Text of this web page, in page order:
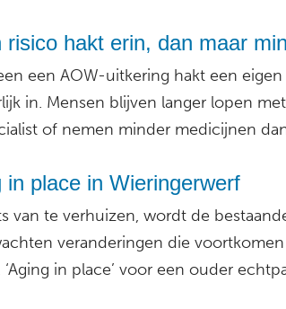
risico hakt erin, dan maar
een AOW-uitkering hakt een
in. Mensen blijven langer lopen met
of nemen minder medicijnen
in place in Wieringerwerf
van te verhuizen, wordt de
veranderingen die
‘Aging in place’ voor een ouder